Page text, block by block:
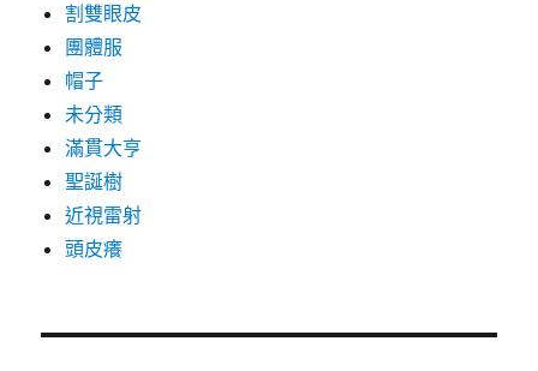
割雙眼皮
團體服
帽子
未分類
滿貫大亨
聖誕樹
近視雷射
頭皮癢